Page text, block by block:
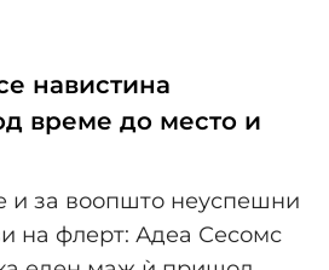
навистина
време до место и
за воопшто неуспешни
на флерт: Адеа Сесомс